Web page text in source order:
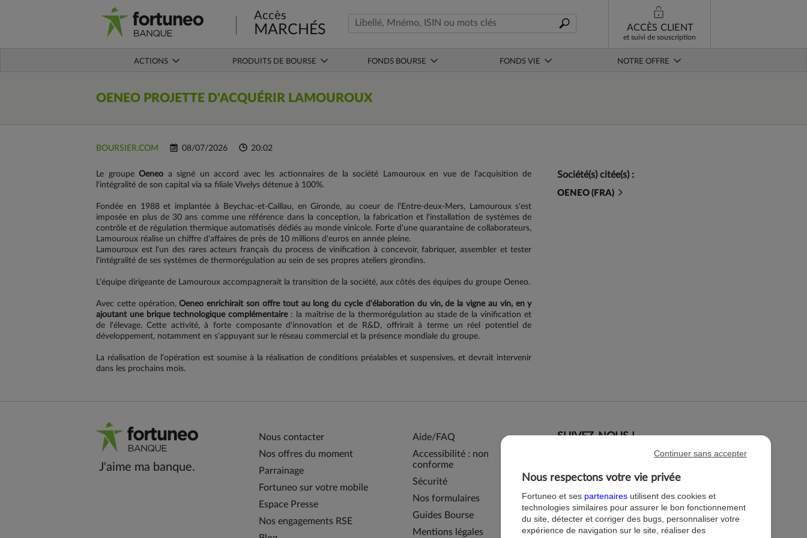
Accès
MARCHÉS ACCÈS CLIENT
et suivi de souscription
ACTIONS PRODUITS DE BOURSE FONDS BOURSE FONDS VIE NOTRE OFFRE
OENEO PROJETTE D'ACQUÉRIR LAMOUROUX
BOURSIER.COM 08/07/2026 20:02
Le groupeOeneo a signé un accord avec les actionnaires de la société Lamouroux en vue de l'acquisition de
l'intégralité de son capital via sa filiale Vivelys détenue à 100%.
Fondée en 1988 et implantée à Beychac-et-Caillau, en Gironde, au coeur de l'Entre-deux-Mers, Lamouroux s'est
imposée en plus de 30 ans comme une référence dans la conception, la fabrication et l'installation de systèmes de
contrôle et de régulation thermique automatisés dédiés au monde vinicole. Forte d'une quarantaine de collaborateurs,
Lamouroux réalise un chiffre d'affaires de près de 10 millions d'euros en année pleine.
Lamouroux est l'un des rares acteurs français du process de vinification à concevoir, fabriquer, assembler et tester
l'intégralité de ses systèmes de thermorégulation au sein de ses propres ateliers girondins.
L'équipe dirigeante de Lamouroux accompagnerait la transition de la société, aux côtés des équipes du groupe Oeneo.
Avec cette opération,Oeneo enrichirait son offre tout au long du cycle d'élaboration du vin, de la vigne au vin, en y
ajoutant une brique technologique complémentaire: la maîtrise de la thermorégulation au stade de la vinification et
de l'élevage. Cette activité, à forte composante d'innovation et de R&D, offrirait à terme un réel potentiel de
développement, notamment en s'appuyant sur le réseau commercial et la présence mondiale du groupe.
La réalisation de l'opération est soumise à la réalisation de conditions préalables et suspensives, et devrait intervenir
dans les prochains mois.
Société(s) citée(s) :
OENEO (FRA)
J'aime ma banque.
Nous contacter
Nos offres du moment
Parrainage
Fortuneo sur votre mobile
Espace Presse
Nos engagements RSE
Aide/FAQ
Accessibilité : non
conforme
Sécurité
Nos formulaires
Guides Bourse
Mentions légales
SUIVEZ-NOUS !
Nous respectons votre vie privée
Fortuneo et ses partenaires utilisent des cookies et
technologies similaires pour assurer le bon fonctionnement
du site, détecter et corriger des bugs, personnaliser votre
expérience de navigation sur le site, réaliser des
Continuer sans accepter